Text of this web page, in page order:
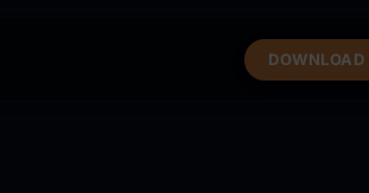
DOWNLOAD